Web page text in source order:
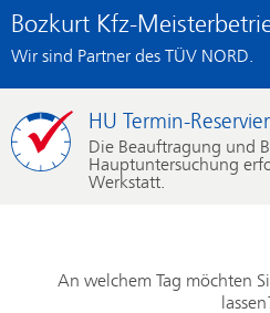
Bozkurt Kfz-
Wir sind Partner des TÜV NORD.
HU Termin-
Die Beauftragung und
Hauptuntersuchung
Werkstatt.
An welchem Tag möchten